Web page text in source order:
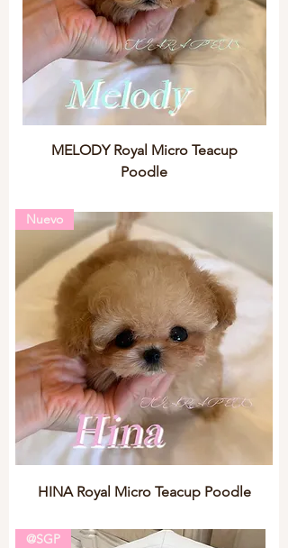
MELODY Royal Micro Teacup
Poodle
Nuevo
HINA Royal Micro Teacup Poodle
@SGP